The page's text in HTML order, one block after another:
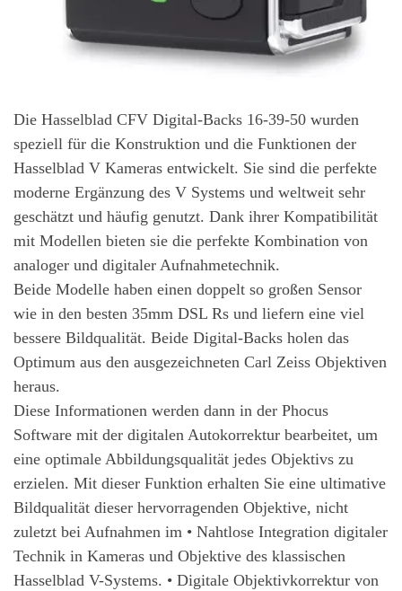
Die Hasselblad CFV Digital-Backs 16-39-50 wurden
speziell für die Konstruktion und die Funktionen der
Hasselblad V Kameras entwickelt. Sie sind die perfekte
moderne Ergänzung des V Systems und weltweit sehr
geschätzt und häufig genutzt. Dank ihrer Kompatibilität
mit Modellen bieten sie die perfekte Kombination von
analoger und digitaler Aufnahmetechnik.
Beide Modelle haben einen doppelt so großen Sensor
wie in den besten 35mm DSL Rs und liefern eine viel
bessere Bildqualität. Beide Digital-Backs holen das
Optimum aus den ausgezeichneten Carl Zeiss Objektiven
heraus.
Diese Informationen werden dann in der Phocus
Software mit der digitalen Autokorrektur bearbeitet, um
eine optimale Abbildungsqualität jedes Objektivs zu
erzielen. Mit dieser Funktion erhalten Sie eine ultimative
Bildqualität dieser hervorragenden Objektive, nicht
zuletzt bei Aufnahmen im • Nahtlose Integration digitaler
Technik in Kameras und Objektive des klassischen
Hasselblad V-Systems. • Digitale Objektivkorrektur von